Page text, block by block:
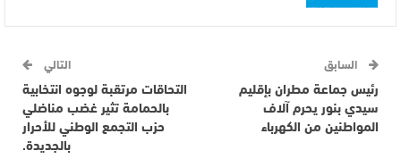
السابق
رئيس جماعة مطران بإقليم
سيدي بنور يحرم آلاف
المواطنين من الكهرباء
التالي
التحاقات مرتقبة لوجوه انتخابية
بالحمامة تثير غضب مناضلي
حزب التجمع الوطني للأحرار
بالجديدة.